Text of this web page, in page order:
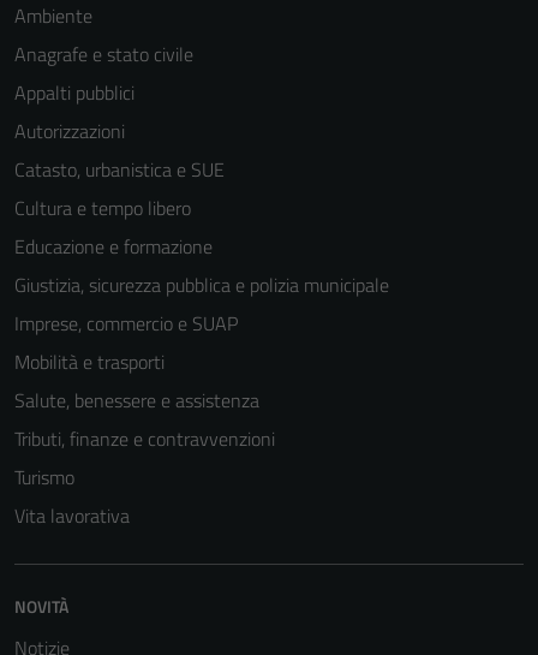
Ambiente
Anagrafe e stato civile
Appalti pubblici
Autorizzazioni
Catasto, urbanistica e SUE
Cultura e tempo libero
Educazione e formazione
Giustizia, sicurezza pubblica e polizia municipale
Imprese, commercio e SUAP
Mobilità e trasporti
Salute, benessere e assistenza
Tributi, finanze e contravvenzioni
Turismo
Vita lavorativa
NOVITÀ
Notizie
Tecnici
Questi cookie